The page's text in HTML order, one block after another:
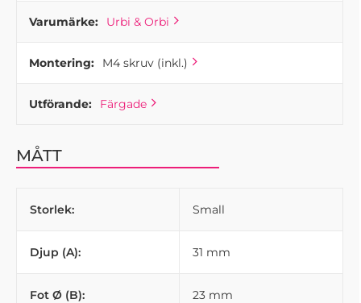
Varumärke: Urbi & Orbi
Montering: M4 skruv (inkl.)
Utförande: Färgade
MÅTT
Storlek: Small
Djup (A): 31 mm
Fot Ø (B): 23 mm